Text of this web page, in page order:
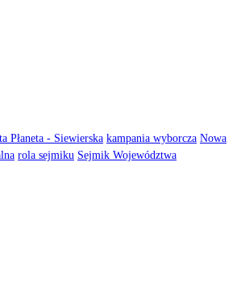
Płaneta - Siewierska kampania wyborcza Nowa
rola sejmiku Sejmik Województwa